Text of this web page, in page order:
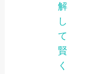
解
し
て
賢
く